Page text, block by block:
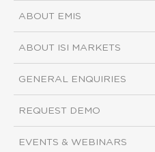
ABOUT EMIS
ABOUT ISI MARKETS
GENERAL ENQUIRIES
REQUEST DEMO
EVENTS & WEBINARS